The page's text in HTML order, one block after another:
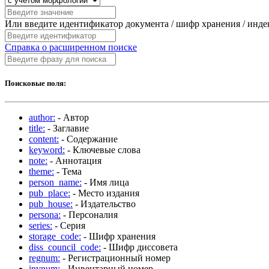
Или введите идентификатор документа / шифр хранения /
Справка о расширенном поиске
Поисковые поля:
author: - Автор
title: - Заглавие
content: - Содержание
keyword: - Ключевые слова
note: - Аннотация
theme: - Тема
person_name: - Имя лица
pub_place: - Место издания
pub_house: - Издательство
persona: - Персоналия
series: - Серия
storage_code: - Шифр хранения
diss_council_code: - Шифр диссовета
regnum: - Регистрационный номер